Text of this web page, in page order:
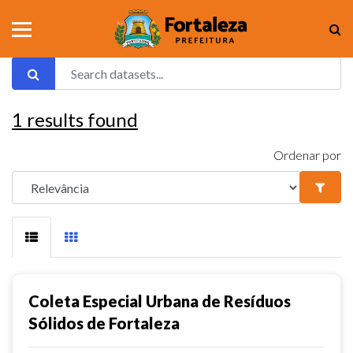
1 results found
Ordenar por
Coleta Especial Urbana de Resíduos
Sólidos de Fortaleza